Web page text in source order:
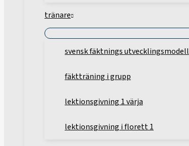
tränare
svensk fäktnings utvecklingsmodell
fäktträning i grupp
lektionsgivning 1 värja
lektionsgivning i florett 1